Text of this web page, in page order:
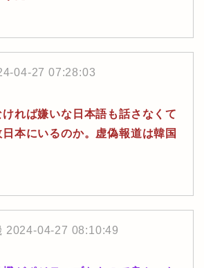
04-27 07:28:03
ければ嫌いな日本語も話さなくて
日本にいるのか。虚偽報道は韓国
2024-04-27 08:10:49